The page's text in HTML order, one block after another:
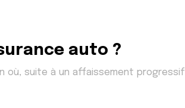
auto ?
où, suite à un affaissement progressif